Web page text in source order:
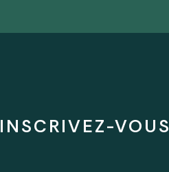
INSCRIVEZ-